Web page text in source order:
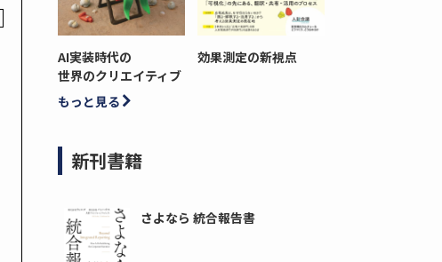
AI実装時代の
世界のクリエイティブ
効果測定の新視点
もっと見る
新刊書籍
さよなら 統合報告書